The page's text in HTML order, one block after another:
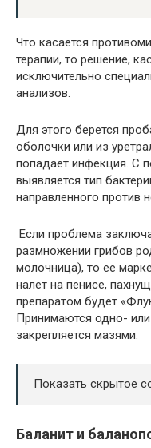
Что касается
терапии, то решение,
исключительно
анализов.
Для этого берется
оболочки или из
попадает инфекция. С
выявляется тип
направленного против
Если проблема
размножении грибов
молочница), то ее
налет на пенисе,
препаратом будет
Принимаются одно-
закрепляется мазями.
Показать скрытое
Баланит и